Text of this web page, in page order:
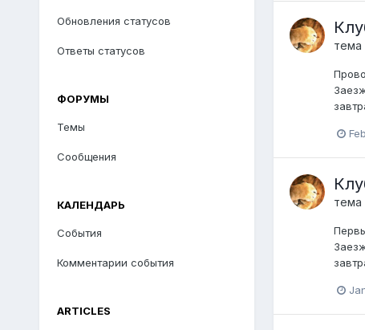
Обновления статусов
Ответы статусов
ФОРУМЫ
Темы
Сообщения
КАЛЕНДАРЬ
События
Комментарии события
ARTICLES
тема
тема